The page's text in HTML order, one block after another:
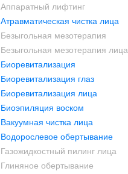
Аппаратный лифтинг
Атравматическая чистка лица
Безыгольная мезотерапия
Безыгольная мезотерапия лица
Биоревитализация
Биоревитализация глаз
Биоревитализация лица
Биоэпиляция воском
Вакуумная чистка лица
Водорослевое обертывание
Газожидкостный пилинг лица
Глиняное обертывание